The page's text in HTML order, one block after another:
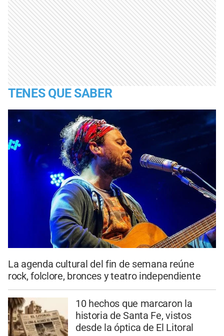
TENES QUE SABER
La agenda cultural del fin de semana reúne
rock, folclore, bronces y teatro independiente
10 hechos que marcaron la
historia de Santa Fe, vistos
desde la óptica de El Litoral